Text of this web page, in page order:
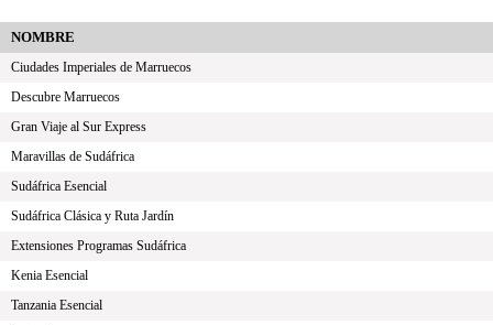
NOMBRE
Ciudades Imperiales de Marruecos
Descubre Marruecos
Gran Viaje al Sur Express
Maravillas de Sudáfrica
Sudáfrica Esencial
Sudáfrica Clásica y Ruta Jardín
Extensiones Programas Sudáfrica
Kenia Esencial
Tanzania Esencial